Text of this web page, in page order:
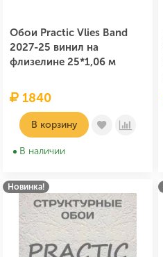
Обои Practic Vlies Band
2027-25 винил на
флизелине 25*1,06 м
1840
В корзину
В наличии
Новинка!